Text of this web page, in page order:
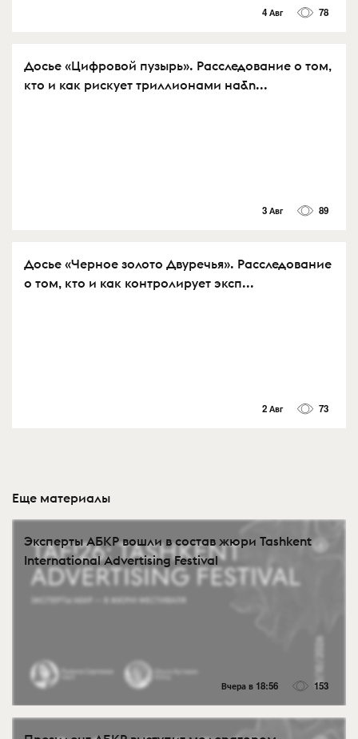
4 Авг 78
Досье «Цифровой пузырь». Расследование о том,
кто и как рискует триллионами на&n...
3 Авг 89
Досье «Черное золото Двуречья». Расследование
о том, кто и как контролирует эксп...
2 Авг 73
Еще материалы
Эксперты АБКР вошли в состав жюри Tashkent
International Advertising Festival
Вчера в 18:56 153